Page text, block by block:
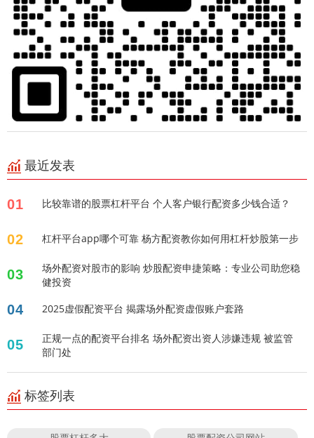
最近发表
01 比较靠谱的股票杠杆平台 个人客户银行配资多少钱合适？
02 杠杆平台app哪个可靠 杨方配资教你如何用杠杆炒股第一步
03
场外配资对股市的影响 炒股配资申捷策略：专业公司助您稳
健投资
04 2025虚假配资平台 揭露场外配资虚假账户套路
05
正规一点的配资平台排名 场外配资出资人涉嫌违规 被监管
部门处
标签列表